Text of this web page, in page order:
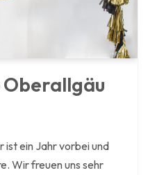
Oberallgäu
ist ein Jahr vorbei und
Wir freuen uns sehr